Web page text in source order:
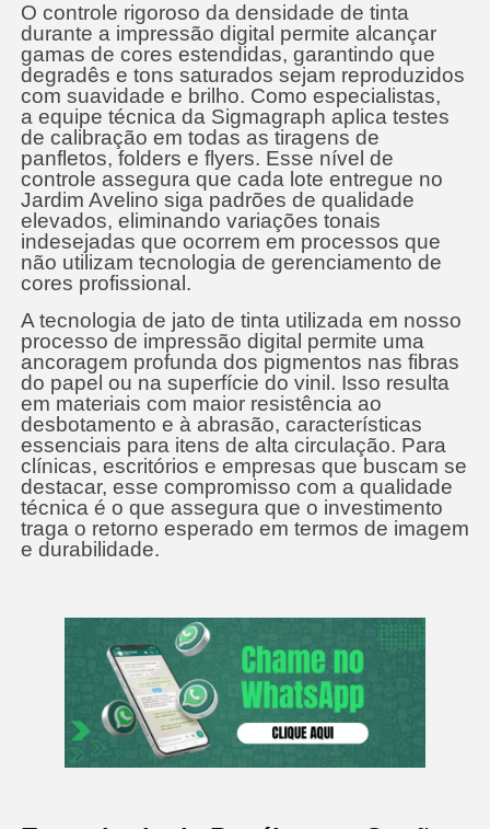
O controle rigoroso da densidade de tinta
durante a impressão digital permite alcançar
gamas de cores estendidas, garantindo que
degradês e tons saturados sejam reproduzidos
com suavidade e brilho. Como especialistas,
a equipe técnica da Sigmagraph aplica testes
de calibração em todas as tiragens de
panfletos, folders e flyers. Esse nível de
controle assegura que cada lote entregue no
Jardim Avelino siga padrões de qualidade
elevados, eliminando variações tonais
indesejadas que ocorrem em processos que
não utilizam tecnologia de gerenciamento de
cores profissional.
A tecnologia de jato de tinta utilizada em nosso
processo de impressão digital permite uma
ancoragem profunda dos pigmentos nas fibras
do papel ou na superfície do vinil. Isso resulta
em materiais com maior resistência ao
desbotamento e à abrasão, características
essenciais para itens de alta circulação. Para
clínicas, escritórios e empresas que buscam se
destacar, esse compromisso com a qualidade
técnica é o que assegura que o investimento
traga o retorno esperado em termos de imagem
e durabilidade.